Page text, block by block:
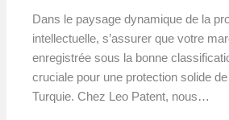
Dans le paysage dynamique de la
intellectuelle, s’assurer que votre
enregistrée sous la bonne
cruciale pour une protection solide
Turquie. Chez Leo Patent, nous…